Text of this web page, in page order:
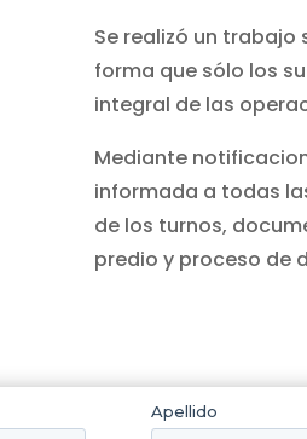
Se realizó un trabajo
forma que sólo los
integral de las
Mediante
informada a todas
de los turnos,
predio y proceso de